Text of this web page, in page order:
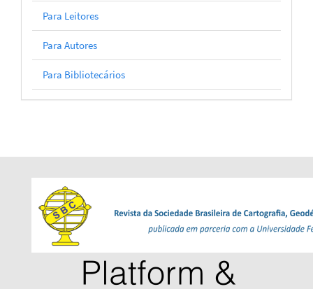
Para Leitores
Para Autores
Para Bibliotecários